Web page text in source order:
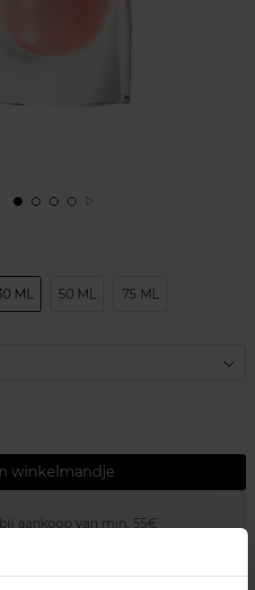
ML 50 ML 75 ML
winkelmandje
aankoop van min. 55€
winkelpunt